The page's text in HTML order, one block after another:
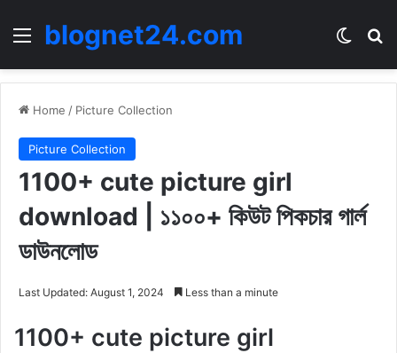
Menublognet24.com
Home / Picture Collection
Picture Collection
1100+ cute picture girl
download | ১১০০+ কিউট পিকচার গার্ল
ডাউনলোড
Last Updated: August 1, 2024 Less than a minute
1100+ cute picture girl